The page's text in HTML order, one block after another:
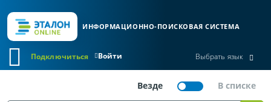
ИНФОРМАЦИОННО-ПОИСКОВАЯ СИСТЕМА
Войти
Подключиться Выбрать язык